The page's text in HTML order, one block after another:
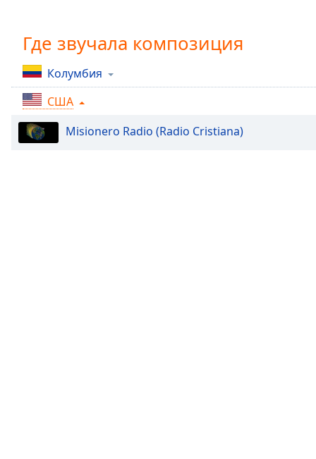
-
1x
Playback
Rate
Где звучала композиция
Колумбия
США
Misionero Radio (Radio Cristiana)